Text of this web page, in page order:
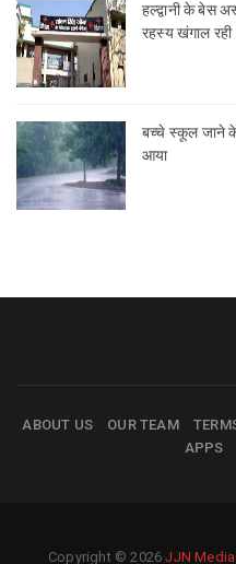
हल्द्वानी के बेस
रहस्य खंगाल रही
बच्चे स्कूल जाने
आया
ABOUT US OUR TEAM
APPS
Copyright © 2026JJN